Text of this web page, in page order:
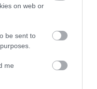
on web or
be sent to
me